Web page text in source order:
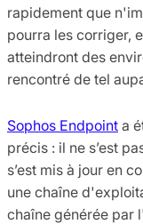
rapidement que
pourra les corriger,
atteindront des
rencontré de tel
Sophos Endpoint a
précis : il ne s’est
s’est mis à jour en
une chaîne
chaîne générée par